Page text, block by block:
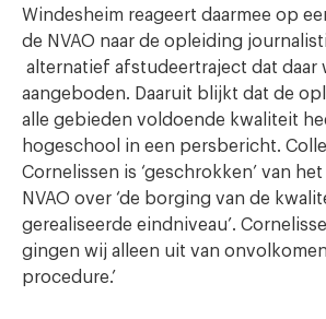
Windesheim reageert daarmee op
de NVAO naar de opleiding
alternatief afstudeertraject dat daar
aangeboden. Daaruit blijkt dat de
alle gebieden voldoende kwaliteit
hogeschool in een persbericht.
Cornelissen is ‘geschrokken’ van
NVAO over ‘de borging van de
gerealiseerde eindniveau’.
gingen wij alleen uit van
procedure.’